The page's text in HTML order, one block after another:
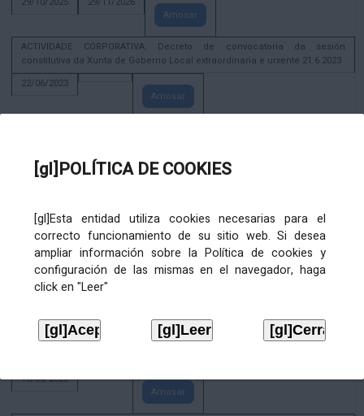
[gl]POLÍTICA DE COOKIES
[gl]Esta entidad utiliza cookies necesarias para el
correcto funcionamiento de su sitio web. Si desea
ampliar información sobre la Política de cookies y
configuración de las mismas en el navegador, haga
click en "Leer"
Amosar
ACTIVIDADE CORPORATIVA. Decreto de convocatoria da sesión
constitutiva da Xunta de Goberno Local extraordinaria e urxente 21.6.2023
22/06/2023
Amosar
Amosar
28/12/2020
Amosar
ACTIVIDADE CORPORATIVA. Extracto do Pleno ordinario de data 2.7.2020
ACTIVIDADE CORPORATIVA. Extracto da Xunta de Goberno Local de 17 de
18/06/2020
Amosar